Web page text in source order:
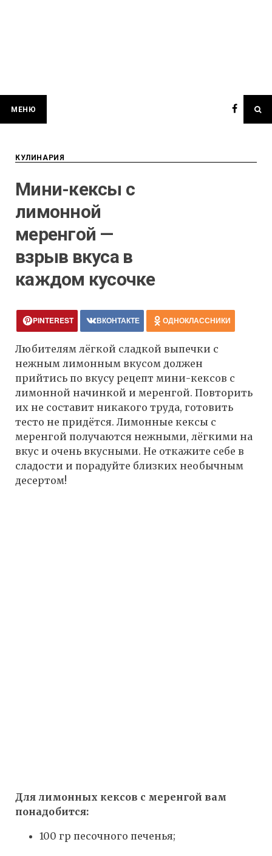
МЕНЮ
КУЛИНАРИЯ
Мини-кексы с
лимонной
меренгой —
взрыв вкуса в
каждом кусочке
PINTEREST ВКОНТАКТЕ ОДНОКЛАССНИКИ
Любителям лёгкой сладкой выпечки с
нежным лимонным вкусом должен
прийтись по вкусу рецепт мини-кексов с
лимонной начинкой и меренгой. Повторить
их не составит никакого труда, готовить
тесто не придётся. Лимонные кексы с
меренгой получаются нежными, лёгкими на
вкус и очень вкусными. Не откажите себе в
сладости и порадуйте близких необычным
десертом!
Для лимонных кексов с меренгой вам
понадобится:
100 гр песочного печенья;